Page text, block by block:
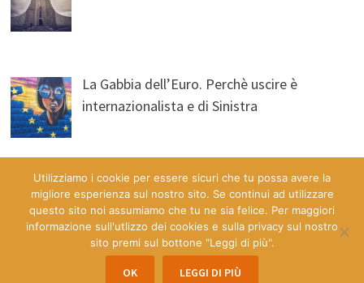
La Gabbia dell’Euro. Perchè uscire è
internazionalista e di Sinistra
Copyright © 2026Economia & Democrazia a Misura d'Uomo
WordPressand Bam.
Utilizziamo i cookie per essere sicuri che tu possa avere la
migliore esperienza sul nostro sito. Se continui ad utilizzare
questo sito noi assumiamo che tu ne sia felice. Per maggiori
informazione sull'utlizzo dei cookies e sulla privacy sul nostro
sito premi sul bottone "Leggi di più".
OK LEGGI DI PIÙ